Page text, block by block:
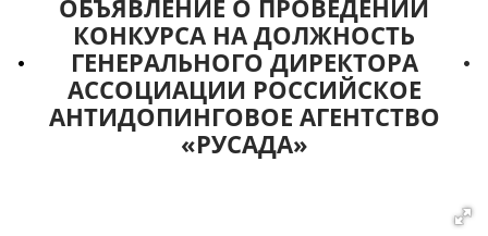
ОБЪЯВЛЕНИЕ О ПРОВЕДЕНИИ
КОНКУРСА НА ДОЛЖНОСТЬ
ГЕНЕРАЛЬНОГО ДИРЕКТОРА
АССОЦИАЦИИ РОССИЙСКОЕ
АНТИДОПИНГОВОЕ АГЕНТСТВО
«РУСАДА»